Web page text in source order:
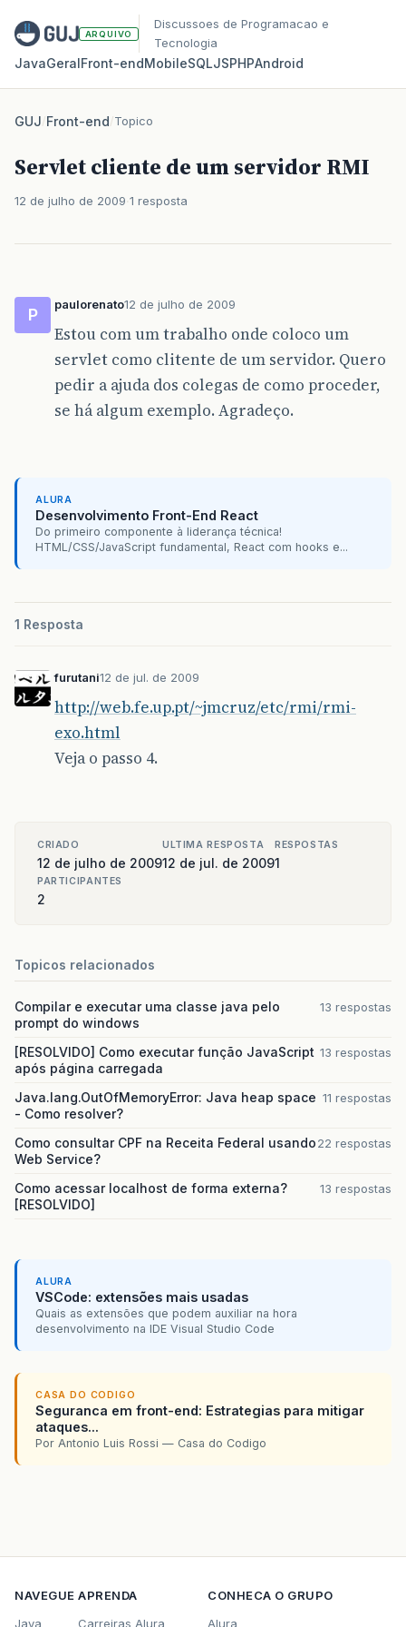
ARQUIVO
Discussoes de Programacao e
Tecnologia
JavaGeralFront‑endMobileSQLJSPHPAndroid
GUJ/Front-end/Topico
Servlet cliente de um servidor RMI
12 de julho de 2009 1 resposta
P
paulorenato12 de julho de 2009
Estou com um trabalho onde coloco um
servlet como clitente de um servidor. Quero
pedir a ajuda dos colegas de como proceder,
se há algum exemplo. Agradeço.
ALURA
Desenvolvimento Front-End React
Do primeiro componente à liderança técnica!
HTML/CSS/JavaScript fundamental, React com hooks e...
1 Resposta
furutani12 de jul. de 2009
http://web.fe.up.pt/~jmcruz/etc/rmi/rmi-
exo.html
Veja o passo 4.
CRIADO
12 de julho de 2009
ULTIMA RESPOSTA
12 de jul. de 2009
RESPOSTAS
1
PARTICIPANTES
2
Topicos relacionados
Compilar e executar uma classe java pelo
prompt do windows
13 respostas
[RESOLVIDO] Como executar função JavaScript
após página carregada
13 respostas
Java.lang.OutOfMemoryError: Java heap space
- Como resolver?
11 respostas
Como consultar CPF na Receita Federal usando
Web Service?
22 respostas
Como acessar localhost de forma externa?
[RESOLVIDO]
13 respostas
ALURA
VSCode: extensões mais usadas
Quais as extensões que podem auxiliar na hora
desenvolvimento na IDE Visual Studio Code
CASA DO CODIGO
Seguranca em front-end: Estrategias para mitigar
ataques...
Por Antonio Luis Rossi — Casa do Codigo
NAVEGUE
Java
APRENDA
Carreiras Alura
CONHECA O GRUPO
Alura